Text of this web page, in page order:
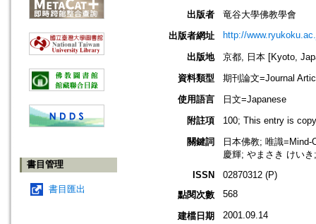
書目管理
書目匯出
出版者
竜谷大學佛教學會
出版者網址
http://
出版地
京都, 日本 [Kyoto,
資料類型
期刊論文=Journal
使用語言
日文=Japanese
附註項
100; This entry is
關鍵詞
日本佛教; 唯識
慶輝; やまさき けい
ISSN
02870312 (P)
點閱次數
568
建檔日期 2001.09.14